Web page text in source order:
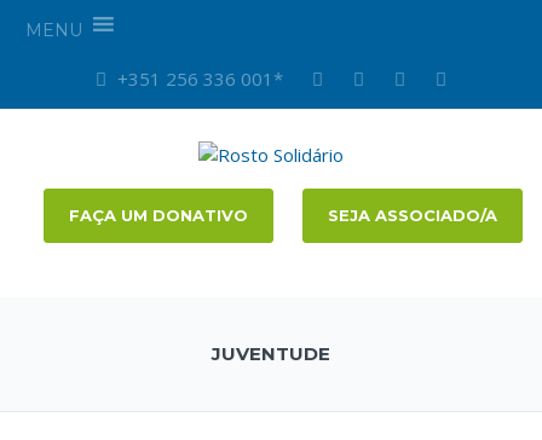
MENU
+351 256 336 001*
FAÇA UM DONATIVO SEJA ASSOCIADO/A
JUVENTUDE